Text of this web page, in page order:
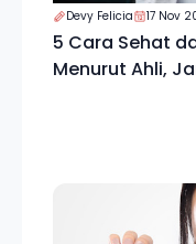
Devy Felicia 17 Nov
5 Cara Sehat
Menurut Ahli,